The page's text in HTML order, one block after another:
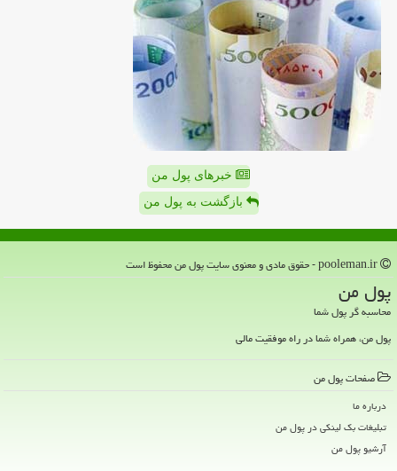
خبرهای پول من
بازگشت به پول من
پول من
محاسبه گر پول شما
پول من، همراه شما در راه موفقیت مالی
صفحات پول من
درباره ما
تبلیغات بک لینکی در پول من
آرشیو پول من